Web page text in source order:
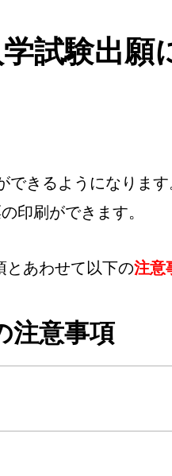
試験出願
きるようになります
印刷ができます。
とあわせて以下の注意
注意事項